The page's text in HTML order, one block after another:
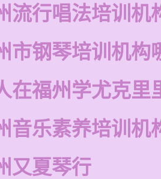
流行唱法培训机
市钢琴培训机构
在福州学尤克里
音乐素养培训机
又夏琴行